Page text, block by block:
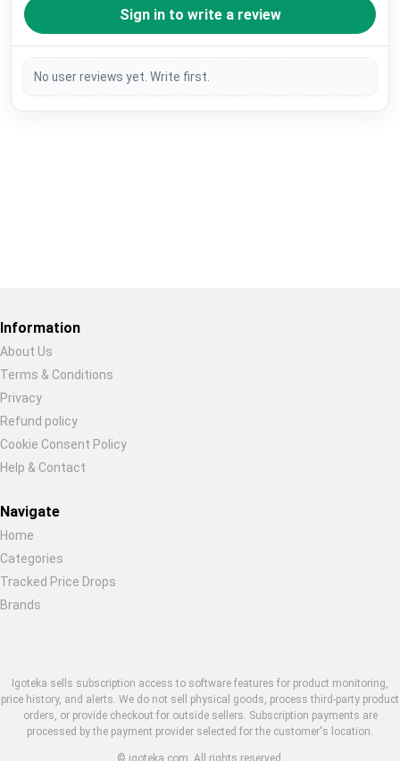
Sign in to write a review
No user reviews yet. Write first.
Information
About Us
Terms & Conditions
Privacy
Refund policy
Cookie Consent Policy
Help & Contact
Navigate
Home
Categories
Tracked Price Drops
Brands
Igoteka sells subscription access to software features for product monitoring,
price history, and alerts. We do not sell physical goods, process third-party product
orders, or provide checkout for outside sellers. Subscription payments are
processed by the payment provider selected for the customer's location.
© igoteka.com. All rights reserved.